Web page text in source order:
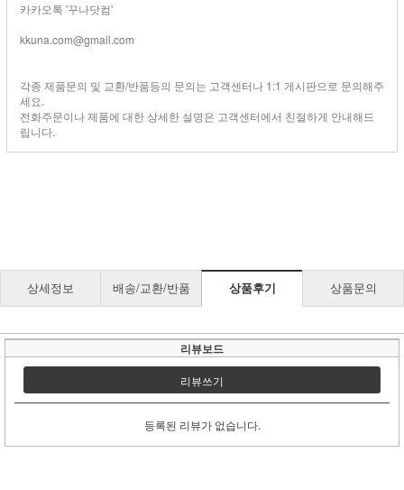
카카오톡 '꾸나닷컴'
kkuna.com@gmail.com
각종 제품문의 및 교환/반품등의 문의는 고객센터나 1:1 게시판으로 문의해주
세요.
전화주문이나 제품에 대한 상세한 설명은 고객센터에서 친절하게 안내해드
립니다.
상세정보 배송/교환/반품 상품후기 상품문의
리뷰보드
리뷰쓰기
등록된 리뷰가 없습니다.